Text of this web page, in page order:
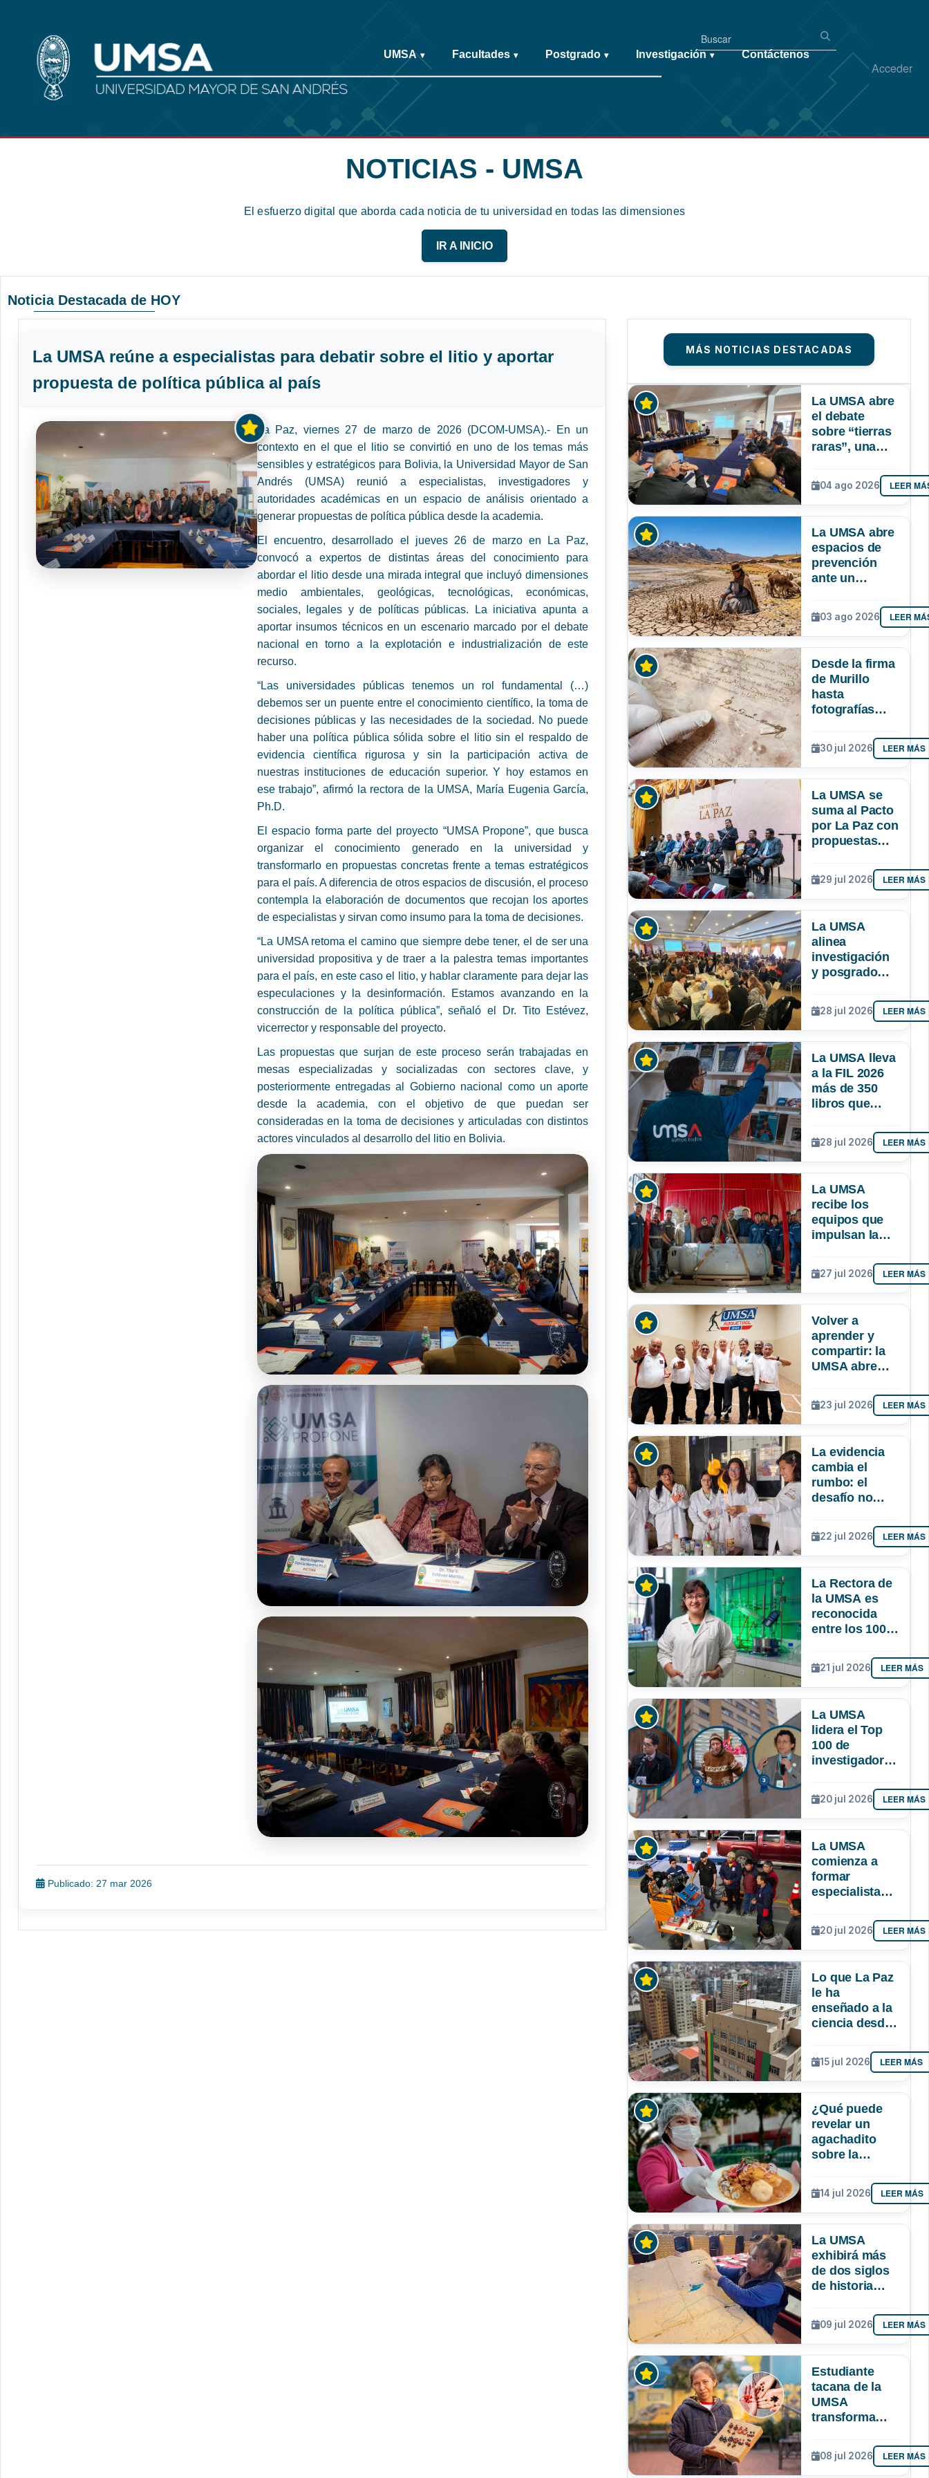
Acceder
UMSA ▾ Facultades ▾ Postgrado ▾ Investigación ▾ Contáctenos
NOTICIAS - UMSA
El esfuerzo digital que aborda cada noticia de tu universidad en todas las dimensiones
IR A INICIO
Noticia Destacada de HOY
La UMSA reúne a especialistas para debatir sobre el litio y aportar
propuesta de política pública al país
La Paz, viernes 27 de marzo de 2026 (DCOM-UMSA).- En un
contexto en el que el litio se convirtió en uno de los temas más
sensibles y estratégicos para Bolivia, la Universidad Mayor de San
Andrés (UMSA) reunió a especialistas, investigadores y
autoridades académicas en un espacio de análisis orientado a
generar propuestas de política pública desde la academia.
El encuentro, desarrollado el jueves 26 de marzo en La Paz,
convocó a expertos de distintas áreas del conocimiento para
abordar el litio desde una mirada integral que incluyó dimensiones
medio ambientales, geológicas, tecnológicas, económicas,
sociales, legales y de políticas públicas. La iniciativa apunta a
aportar insumos técnicos en un escenario marcado por el debate
nacional en torno a la explotación e industrialización de este
recurso.
“Las universidades públicas tenemos un rol fundamental (…)
debemos ser un puente entre el conocimiento científico, la toma de
decisiones públicas y las necesidades de la sociedad. No puede
haber una política pública sólida sobre el litio sin el respaldo de
evidencia científica rigurosa y sin la participación activa de
nuestras instituciones de educación superior. Y hoy estamos en
ese trabajo”, afirmó la rectora de la UMSA, María Eugenia García,
Ph.D.
El espacio forma parte del proyecto “UMSA Propone”, que busca
organizar el conocimiento generado en la universidad y
transformarlo en propuestas concretas frente a temas estratégicos
para el país. A diferencia de otros espacios de discusión, el proceso
contempla la elaboración de documentos que recojan los aportes
de especialistas y sirvan como insumo para la toma de decisiones.
“La UMSA retoma el camino que siempre debe tener, el de ser una
universidad propositiva y de traer a la palestra temas importantes
para el país, en este caso el litio, y hablar claramente para dejar las
especulaciones y la desinformación. Estamos avanzando en la
construcción de la política pública”, señaló el Dr. Tito Estévez,
vicerrector y responsable del proyecto.
Las propuestas que surjan de este proceso serán trabajadas en
mesas especializadas y socializadas con sectores clave, y
posteriormente entregadas al Gobierno nacional como un aporte
desde la academia, con el objetivo de que puedan ser
consideradas en la toma de decisiones y articuladas con distintos
actores vinculados al desarrollo del litio en Bolivia.
Publicado: 27 mar 2026
MÁS NOTICIAS DESTACADAS
La UMSA abre
el debate
sobre “tierras
raras”, una
mineral que
Bolivia aún no
explora ni
04 ago 2026 LEER
La UMSA abre
espacios de
prevención
ante un
podría superar
a los tres
Bolivia
03 ago 2026 LEER
Desde la firma
de Murillo
hasta
fotografías
resguarda 6
joyas de la
paceña
30 jul 2026 LEER MÁS
La UMSA se
suma al Pacto
por La Paz con
propuestas
desarrollo del
departamento
29 jul 2026 LEER MÁS
La UMSA
alinea
investigación
y posgrado
responda
mejor a las
de Bolivia
28 jul 2026 LEER MÁS
La UMSA lleva
a la FIL 2026
más de 350
libros que
conocimiento
que se genera
en Bolivia
28 jul 2026 LEER MÁS
La UMSA
recibe los
equipos que
impulsan la
oxígeno
medicinal
27 jul 2026 LEER MÁS
Volver a
aprender y
compartir: la
UMSA abre
para adultos
mayores
23 jul 2026 LEER MÁS
La evidencia
cambia el
rumbo: el
desafío no
más niñas a la
ciencia, sino
lograr que
y lideren
22 jul 2026 LEER MÁS
La Rectora de
la UMSA es
reconocida
entre los 100
destacados de
Bolivia
21 jul 2026 LEER MÁS
La UMSA
lidera el Top
100 de
investigadores
científico de
Bolivia
20 jul 2026 LEER MÁS
La UMSA
comienza a
formar
especialistas
de vehículos
afectados por
la gasolina de
20 jul 2026 LEER MÁS
Lo que La Paz
le ha
enseñado a la
ciencia desde
15 jul 2026 LEER MÁS
¿Qué puede
revelar un
agachadito
sobre la
paceña? Un
estudio
sociológico de
la respuesta
14 jul 2026 LEER MÁS
La UMSA
exhibirá más
de dos siglos
de historia
Larga Noche
de Museos
09 jul 2026 LEER MÁS
Estudiante
tacana de la
UMSA
transforma
amazónicas en
artesanías
08 jul 2026 LEER MÁS